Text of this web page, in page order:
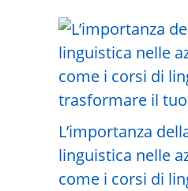
L’importanza
linguistica nelle
come i corsi di